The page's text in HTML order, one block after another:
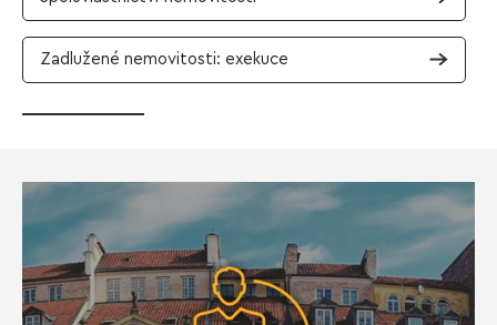
Zadlužené nemovitosti: exekuce